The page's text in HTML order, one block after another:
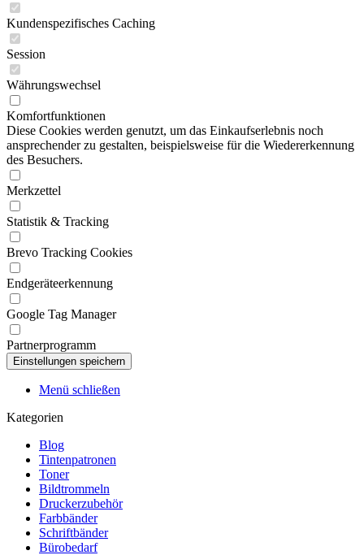
Kundenspezifisches Caching
Session
Währungswechsel
Komfortfunktionen
Diese Cookies werden genutzt, um das Einkaufserlebnis noch
ansprechender zu gestalten, beispielsweise für die Wiedererkennung
des Besuchers.
Merkzettel
Statistik & Tracking
Brevo Tracking Cookies
Endgeräteerkennung
Google Tag Manager
Partnerprogramm
Menü schließen
Kategorien
Blog
Tintenpatronen
Toner
Bildtrommeln
Druckerzubehör
Farbbänder
Schriftbänder
Bürobedarf